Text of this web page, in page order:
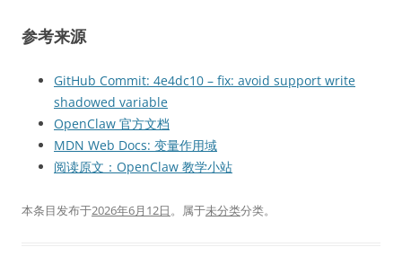
参考来源
GitHub Commit: 4e4dc10 – fix: avoid support write
shadowed variable
OpenClaw 官方文档
MDN Web Docs: 变量作用域
阅读原文：OpenClaw 教学小站
本条目发布于2026年6月12日。属于未分类分类。